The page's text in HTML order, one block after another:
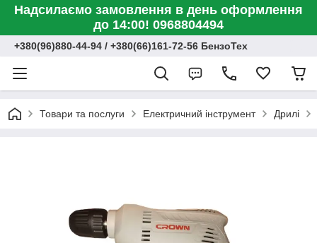
Надсилаємо замовлення в день оформлення
до 14:00! 0968804494
+380(96)880-44-94 / +380(66)161-72-56 БензоТех
Товари та послуги Електричний інструмент Дрилі